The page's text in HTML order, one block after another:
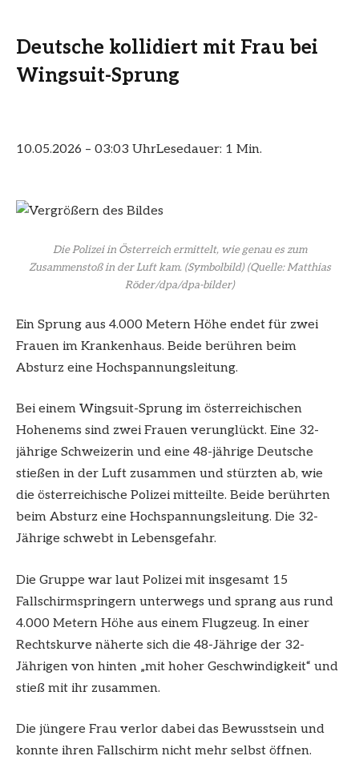
Deutsche kollidiert mit Frau bei
Wingsuit-Sprung
10.05.2026 – 03:03 UhrLesedauer: 1 Min.
Die Polizei in Österreich ermittelt, wie genau es zum
Zusammenstoß in der Luft kam. (Symbolbild)(Quelle: Matthias
Röder/dpa/dpa-bilder)
Ein Sprung aus 4.000 Metern Höhe endet für zwei
Frauen im Krankenhaus. Beide berühren beim
Absturz eine Hochspannungsleitung.
Bei einem Wingsuit-Sprung im österreichischen
Hohenems sind zwei Frauen verunglückt. Eine 32-
jährige Schweizerin und eine 48-jährige Deutsche
stießen in der Luft zusammen und stürzten ab, wie
die österreichische Polizei mitteilte. Beide berührten
beim Absturz eine Hochspannungsleitung. Die 32-
Jährige schwebt in Lebensgefahr.
Die Gruppe war laut Polizei mit insgesamt 15
Fallschirmspringern unterwegs und sprang aus rund
4.000 Metern Höhe aus einem Flugzeug. In einer
Rechtskurve näherte sich die 48-Jährige der 32-
Jährigen von hinten „mit hoher Geschwindigkeit“ und
stieß mit ihr zusammen.
Die jüngere Frau verlor dabei das Bewusstsein und
konnte ihren Fallschirm nicht mehr selbst öffnen.